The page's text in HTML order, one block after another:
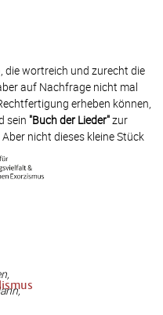
die wortreich und zurecht die
auf Nachfrage nicht mal
erheben können,
sein "Buch der Lieder"zur
nicht dieses kleine Stück